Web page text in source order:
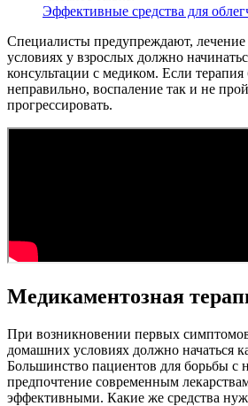
Эффективные средства для
Специалисты предупреждают,
условиях у взрослых должно
консультации с медиком. Если терапия
неправильно, воспаление так и не
прогрессировать.
Медикаментозная
При возникновении первых
домашних условиях должно начаться
Большинство пациентов для борьбы с
предпочтение современным
эффективными. Какие же средства